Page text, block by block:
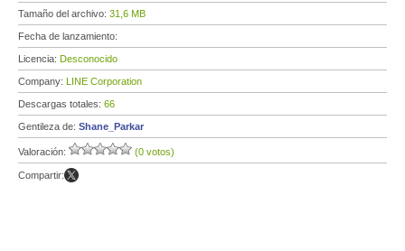
Tamaño del archivo: 31,6 MB
Fecha de lanzamiento:
Licencia: Desconocido
Company: LINE Corporation
Descargas totales: 66
Gentileza de: Shane_Parkar
Valoración: (0 votos)
Compartir: